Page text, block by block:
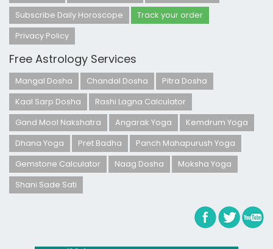
Subscribe Daily Horoscope
Track your order
Privacy Policy
Free Astrology Services
Mangal Dosha Chandal Dosha
Pitra Dosha
Kaal Sarp Dosha
Rashi Lagna Calculator
Gand Mool Nakshatra
Angarak Yoga
Kemdrum Yoga
Dhana Yoga
Pret Badha
Panch Mahapurush Yoga
Gemstone Calculator
Naag Dosha
Moksha Yoga
Shani Sade Sati